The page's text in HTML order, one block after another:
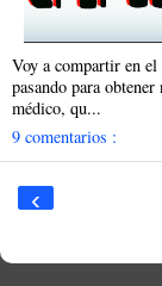
Voy a compartir en
pasando para
médico, qu...
9 comentarios :
‹